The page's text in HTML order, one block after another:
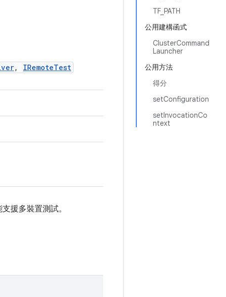
TF_PATH
公用建構函式
ClusterCommand
Launcher
公用方法
得分
setConfiguration
setInvocationCo
ntext
, IRemoteTest
援多裝置測試。